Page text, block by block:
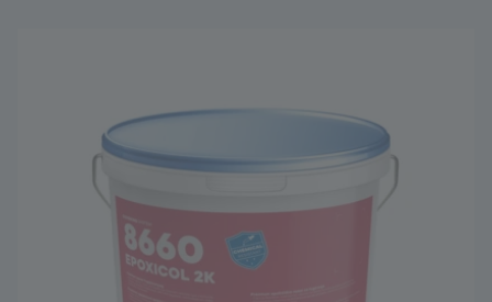
Vevőszolgálat +36 88 590 500